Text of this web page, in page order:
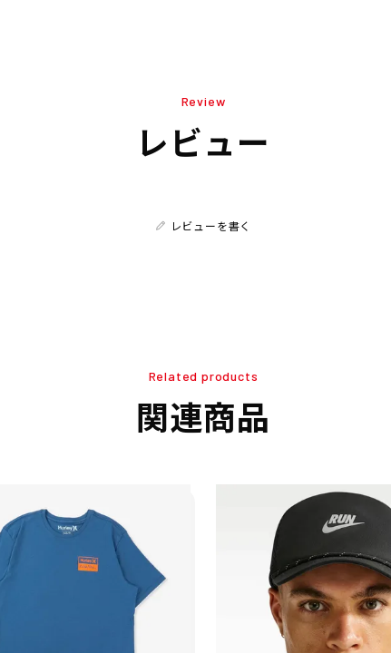
Review
レビュー
レビューを書く
Related products
関連商品